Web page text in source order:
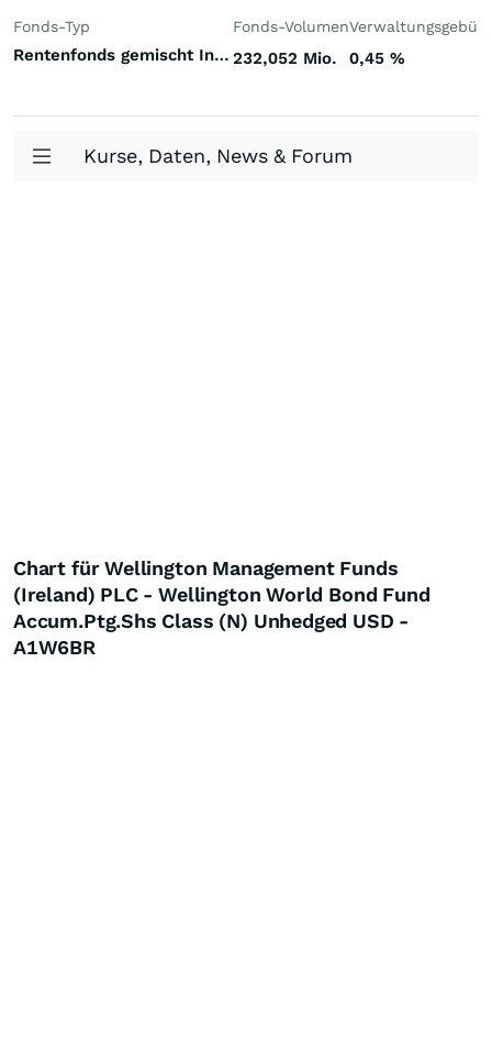
Fonds-Typ
Rentenfonds gemischt Investment Grade Welt Hartwährungen (Welt)
Fonds-Volumen
232,052 Mio. 0,45 %
Kurse, Daten, News & Forum
Chart für Wellington Management Funds
(Ireland) PLC - Wellington World Bond Fund
Accum.Ptg.Shs Class (N) Unhedged USD -
A1W6BR